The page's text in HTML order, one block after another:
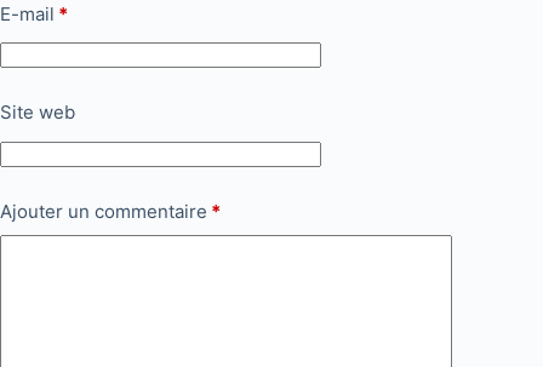
E-mail *
Site web
Ajouter un commentaire *